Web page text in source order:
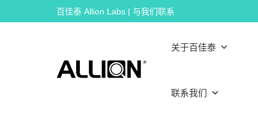
to
百佳泰 Allion Labs | 与我们联系
关于百佳泰
联系我们